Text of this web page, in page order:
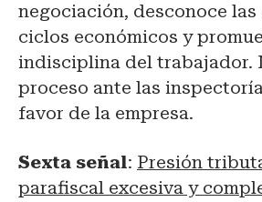
negociación, desconoce
ciclos económicos y
indisciplina del trabajador.
proceso ante las
favor de la empresa.
Sexta señal: Presión
parafiscal excesiva y